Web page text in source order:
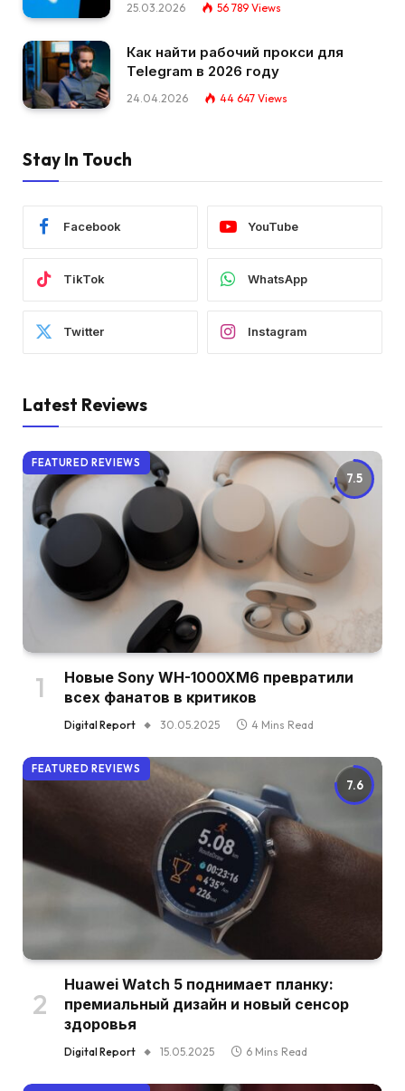
25.03.2026 56 789 Views
Как найти рабочий прокси для
Telegram в 2026 году
24.04.2026 44 647 Views
Stay In Touch
Facebook YouTube
TikTok WhatsApp
Twitter Instagram
Latest Reviews
7.5
FEATURED REVIEWS
Новые Sony WH-1000XM6 превратили
всех фанатов в критиков
Digital Report 30.05.2025 4 Mins Read
7.6
FEATURED REVIEWS
Huawei Watch 5 поднимает планку:
премиальный дизайн и новый сенсор
здоровья
Digital Report 15.05.2025 6 Mins Read